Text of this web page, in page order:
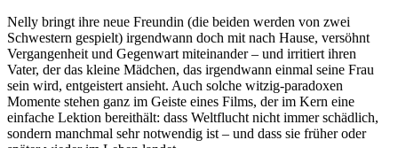
Nelly bringt ihre neue Freundin (die beiden werden von zwei
Schwestern gespielt) irgendwann doch mit nach Hause, versöhnt
Vergangenheit und Gegenwart miteinander – und irritiert ihren
Vater, der das kleine Mädchen, das irgendwann einmal seine Frau
sein wird, entgeistert ansieht. Auch solche witzig-paradoxen
Momente stehen ganz im Geiste eines Films, der im Kern eine
einfache Lektion bereithält: dass Weltflucht nicht immer schädlich,
sondern manchmal sehr notwendig ist – und dass sie früher oder